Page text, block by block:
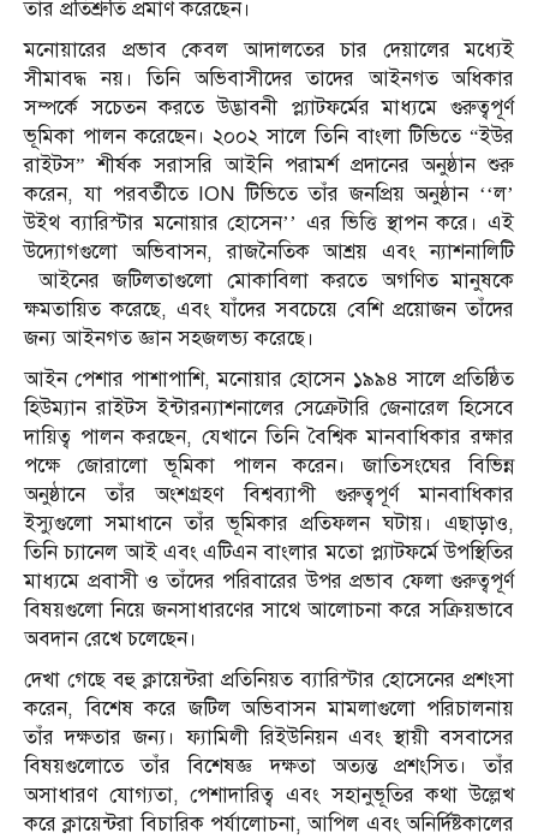
তাঁর প্রতিশ্রুতি প্রমাণ করেছেন।
মনোয়ারের প্রভাব কেবল আদালতের চার দেয়ালের মধ্যেই
সীমাবদ্ধ নয়। তিনি অভিবাসীদের তাদের আইনগত অধিকার
সম্পর্কে সচেতন করতে উদ্ভাবনী প্ল্যাটফর্মের মাধ্যমে গুরুত্বপূর্ণ
ভূমিকা পালন করেছেন। ২০০২ সালে তিনি বাংলা টিভিতে “ইউর
রাইটস” শীর্ষক সরাসরি আইনি পরামর্শ প্রদানের অনুষ্ঠান শুরু
করেন, যা পরবর্তীতে ION টিভিতে তাঁর জনপ্রিয় অনুষ্ঠান ‘‘ল’
উইথ ব্যারিস্টার মনোয়ার হোসেন’’ এর ভিত্তি স্থাপন করে। এই
উদ্যোগগুলো অভিবাসন, রাজনৈতিক আশ্রয় এবং ন‍্যাশনালিটি
আইনের জটিলতাগুলো মোকাবিলা করতে অগণিত মানুষকে
ক্ষমতায়িত করেছে, এবং যাঁদের সবচেয়ে বেশি প্রয়োজন তাঁদের
জন্য আইনগত জ্ঞান সহজলভ্য করেছে।
আইন পেশার পাশাপাশি, মনোয়ার হোসেন ১৯৯৪ সালে প্রতিষ্ঠিত
হিউম্যান রাইটস ইন্টারন্যাশনালের সেক্রেটারি জেনারেল হিসেবে
দায়িত্ব পালন করছেন, যেখানে তিনি বৈশ্বিক মানবাধিকার রক্ষার
পক্ষে জোরালো ভূমিকা পালন করেন। জাতিসংঘের বিভিন্ন
অনুষ্ঠানে তাঁর অংশগ্রহণ বিশ্বব্যাপী গুরুত্বপূর্ণ মানবাধিকার
ইস্যুগুলো সমাধানে তাঁর ভূমিকার প্রতিফলন ঘটায়। এছাড়াও,
তিনি চ্যানেল আই এবং এটিএন বাংলার মতো প্ল্যাটফর্মে উপস্থিতির
মাধ্যমে প্রবাসী ও তাঁদের পরিবারের উপর প্রভাব ফেলা গুরুত্বপূর্ণ
বিষয়গুলো নিয়ে জনসাধারণের সাথে আলোচনা করে সক্রিয়ভাবে
অবদান রেখে চলেছেন।
দেখা গেছে বহু ক্লায়েন্টরা প্রতিনিয়ত ব্যারিস্টার হোসেনের প্রশংসা
করেন, বিশেষ করে জটিল অভিবাসন মামলাগুলো পরিচালনায়
তাঁর দক্ষতার জন্য। ফ‍্যামিলী রিইউনিয়ন এবং স্থায়ী বসবাসের
বিষয়গুলোতে তাঁর বিশেষজ্ঞ দক্ষতা অত্যন্ত প্রশংসিত। তাঁর
অসাধারণ যোগ্যতা, পেশাদারিত্ব এবং সহানুভূতির কথা উল্লেখ
করে ক্লায়েন্টরা বিচারিক পর্যালোচনা, আপিল এবং অনির্দিষ্টকালের